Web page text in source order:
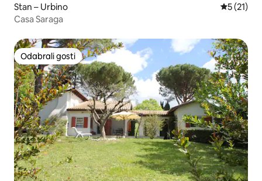
Stan – Urbino Prosječna
5 (21)
Casa Saraga
Odabrali gosti
Odabrali gosti